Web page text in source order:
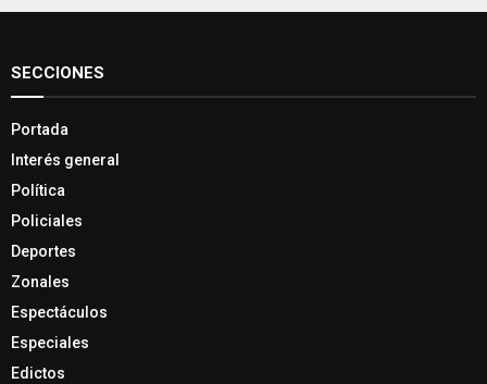
SECCIONES
Portada
Interés general
Política
Policiales
Deportes
Zonales
Espectáculos
Especiales
Edictos